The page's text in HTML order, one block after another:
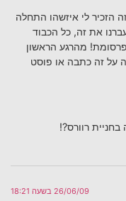
הזכיר לי איזשהו התחלה
את זה, כל הכבוד
מהרגע הראשון
על זה כתבה או פוסט
רוורס?!
26/06/09 בשעה 18:21